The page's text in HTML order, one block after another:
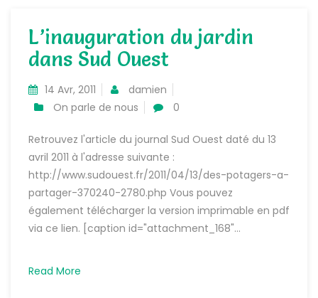
L’inauguration du jardin
dans Sud Ouest
14 Avr, 2011
damien
On parle de nous
0
Retrouvez l'article du journal Sud Ouest daté du 13
avril 2011 à l'adresse suivante :
http://www.sudouest.fr/2011/04/13/des-potagers-a-
partager-370240-2780.php Vous pouvez
également télécharger la version imprimable en pdf
via ce lien. [caption id="attachment_168"...
Read More